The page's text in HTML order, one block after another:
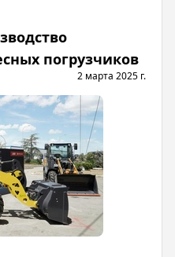
погрузчиков
2 марта 2025 г.